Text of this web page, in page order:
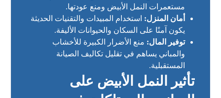
مستعمرات النمل الأبيض ومنع عودتها.
أمان المنزل: استخدام المبيدات والتقنيات الحديثة
يكون آمنًا على السكان والحيوانات الأليفة.
توفير المال: منع الأضرار الكبيرة للأخشاب
والمباني يساهم في تقليل تكاليف الصيانة
المستقبلية.
تأثير النمل الأبيض على